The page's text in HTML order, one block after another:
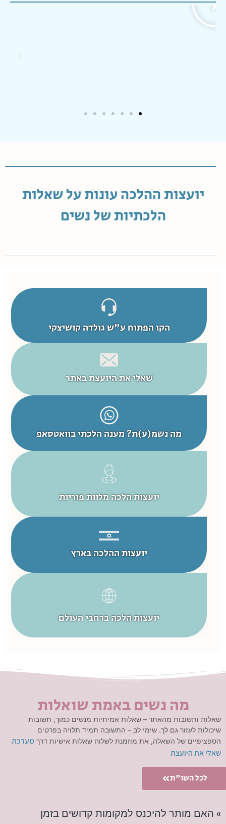
יועצות ההלכה עונות על שאלות
הלכתיות של נשים
הקו הפתוח ע"ש גולדה קושיצקי
שאלי את היועצת באתר
מה נשמ(ע)ת? מענה הלכתי בוואטסאפ
יועצות הלכה מלוות פוריות
יועצות ההלכה בארץ
יועצות הלכה ברחבי העולם
מה נשים באמת שואלות
שאלות ותשובות מהאתר – שאלות אמיתיות מנשים כמוך, תשובות
שיכולות לעזור גם לך. שימי לב – התשובה תמיד תלויה בפרטים
הספציפיים של השאלה, את מוזמנת לשלוח שאלות אישיות דרך מערכת
שאלי את היועצת
לכל השו"ת
» האם מותר להיכנס למקומות קדושים בזמן